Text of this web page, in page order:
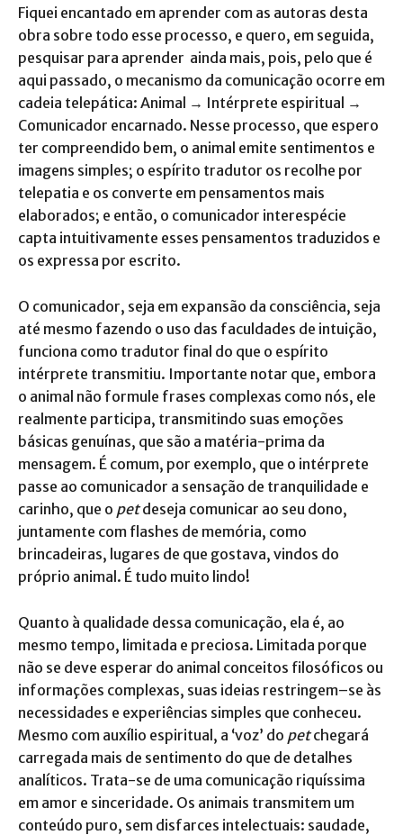
Fiquei encantado em aprender com as autoras desta
obra sobre todo esse processo, e quero, em seguida,
pesquisar para aprender ainda mais, pois, pelo que é
aqui passado, o mecanismo da comunicação ocorre em
cadeia telepática: Animal → Intérprete espiritual →
Comunicador encarnado. Nesse processo, que espero
ter compreendido bem, o animal emite sentimentos e
imagens simples; o espírito tradutor os recolhe por
telepatia e os converte em pensamentos mais
elaborados; e então, o comunicador interespécie
capta intuitivamente esses pensamentos traduzidos e
os expressa por escrito.
O comunicador, seja em expansão da consciência, seja
até mesmo fazendo o uso das faculdades de intuição,
funciona como tradutor final do que o espírito
intérprete transmitiu. Importante notar que, embora
o animal não formule frases complexas como nós, ele
realmente participa, transmitindo suas emoções
básicas genuínas, que são a matéria-prima da
mensagem. É comum, por exemplo, que o intérprete
passe ao comunicador a sensação de tranquilidade e
carinho, que o petdeseja comunicar ao seu dono,
juntamente com flashes de memória, como
brincadeiras, lugares de que gostava, vindos do
próprio animal. É tudo muito lindo!
Quanto à qualidade dessa comunicação, ela é, ao
mesmo tempo, limitada e preciosa. Limitada porque
não se deve esperar do animal conceitos filosóficos ou
informações complexas, suas ideias restringem–se às
necessidades e experiências simples que conheceu.
Mesmo com auxílio espiritual, a ‘voz’ do petchegará
carregada mais de sentimento do que de detalhes
analíticos. Trata-se de uma comunicação riquíssima
em amor e sinceridade. Os animais transmitem um
conteúdo puro, sem disfarces intelectuais: saudade,